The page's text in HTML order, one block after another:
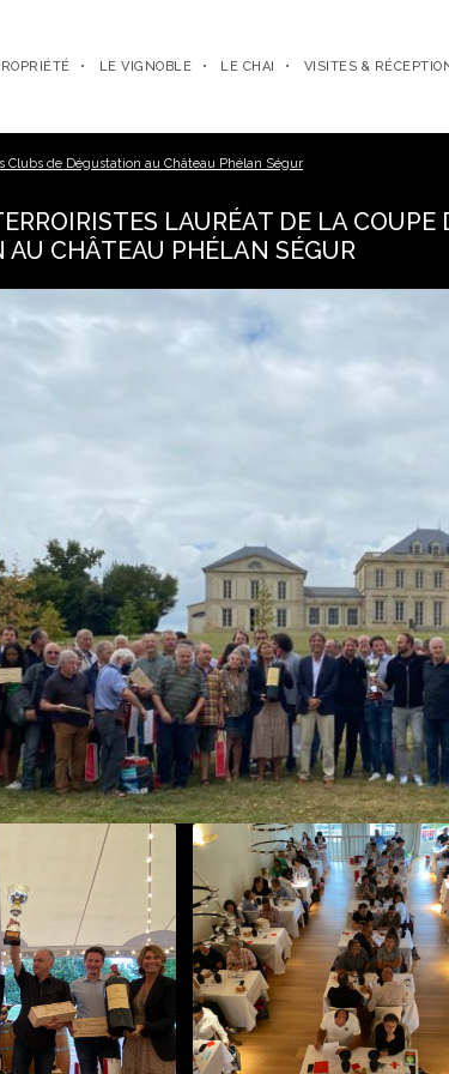
LE VIGNOBLE LE CHAI VISITES &
Clubs de Dégustation au Château Phélan Ségur
LAURÉAT DE LA
AU CHÂTEAU PHÉLAN SÉGUR